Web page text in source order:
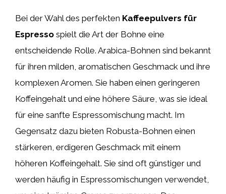
Bei der Wahl des perfekten Kaffeepulvers für
Espresso spielt die Art der Bohne eine
entscheidende Rolle. Arabica-Bohnen sind bekannt
für ihren milden, aromatischen Geschmack und ihre
komplexen Aromen. Sie haben einen geringeren
Koffeingehalt und eine höhere Säure, was sie ideal
für eine sanfte Espressomischung macht. Im
Gegensatz dazu bieten Robusta-Bohnen einen
stärkeren, erdigeren Geschmack mit einem
höheren Koffeingehalt. Sie sind oft günstiger und
werden häufig in Espressomischungen verwendet,